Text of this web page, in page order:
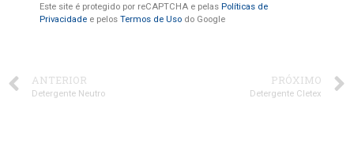
Este site é protegido por reCAPTCHA e pelas Políticas de
Privacidade e pelos Termos de Uso do Google
ANTERIOR
Detergente Neutro
PRÓXIMO
Detergente Cletex